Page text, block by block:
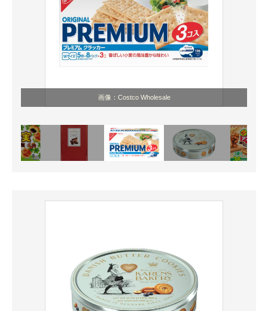
画像：Costco Wholesale